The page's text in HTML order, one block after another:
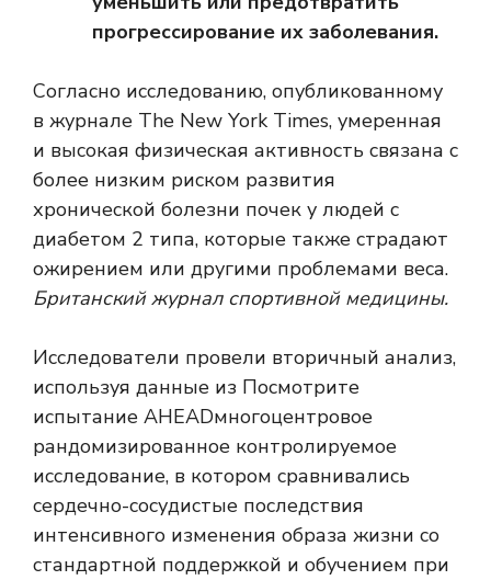
прогрессирование их заболевания.
Согласно исследованию, опубликованному
в журнале The New York Times, умеренная
и высокая физическая активность связана с
более низким риском развития
хронической болезни почек у людей с
диабетом 2 типа, которые также страдают
ожирением или другими проблемами веса.
Британский журнал спортивной медицины.
Исследователи провели вторичный анализ,
используя данные из Посмотрите
испытание AHEADмногоцентровое
рандомизированное контролируемое
исследование, в котором сравнивались
сердечно-сосудистые последствия
интенсивного изменения образа жизни со
стандартной поддержкой и обучением при